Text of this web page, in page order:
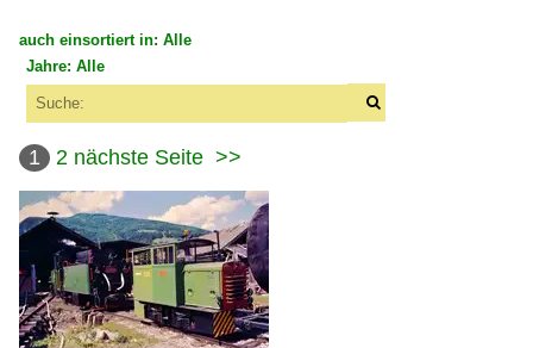
auch einsortiert in: Alle
Alle Kategorien
Österreich
Bahndienstfahrzeuge | Schmalspur
Winterdienst
X 616.9 | Kl, Mannschaftswagen
Dampfloks | Schmalspur
Jahre: Alle
1963
1980
1984
1 2 nächste Seite >>